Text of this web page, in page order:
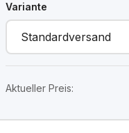
Variante
Aktueller Preis: